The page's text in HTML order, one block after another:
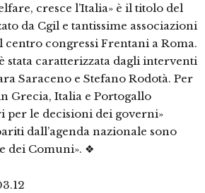
cresce l’Italia» è il titolo del
da Cgil e tantissime associazioni
centro congressi Frentani a Roma.
stata caratterizzata dagli interventi
Saraceno e Stefano Rodotà. Per
Grecia, Italia e Portogallo
per le decisioni dei governi»
dall’agenda nazionale sono
dei Comuni». ❖